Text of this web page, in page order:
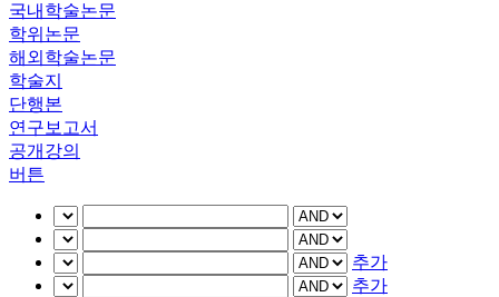
국내학술논문
학위논문
해외학술논문
학술지
단행본
연구보고서
공개강의
버튼
추가
추가